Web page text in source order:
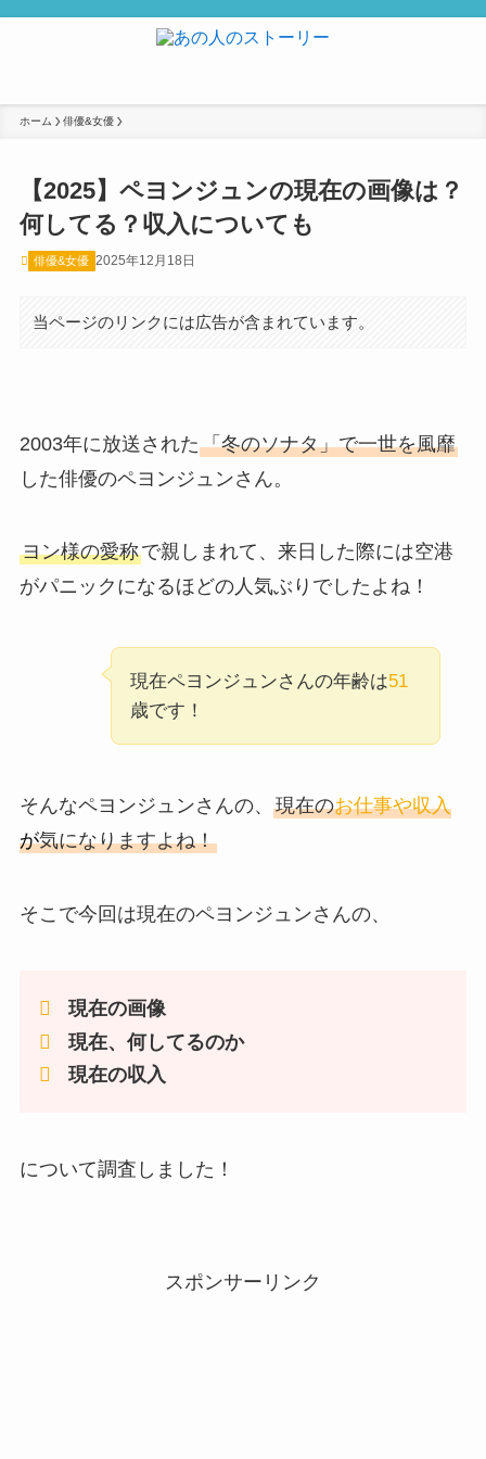
ホーム 俳優&女優
【2025】ペヨンジュンの現在の画像は？
何してる？収入についても
俳優&女優 2025年12月18日
当ページのリンクには広告が含まれています。
2003年に放送された「冬のソナタ」で一世を風靡
した俳優のペヨンジュンさん。
ヨン様の愛称で親しまれて、来日した際には空港
がパニックになるほどの人気ぶりでしたよね！
現在ペヨンジュンさんの年齢は51
歳です！
そんなペヨンジュンさんの、 現在のお仕事や収入
が気になりますよね！
そこで今回は現在のペヨンジュンさんの、
現在の画像
現在、何してるのか
現在の収入
について調査しました！
スポンサーリンク